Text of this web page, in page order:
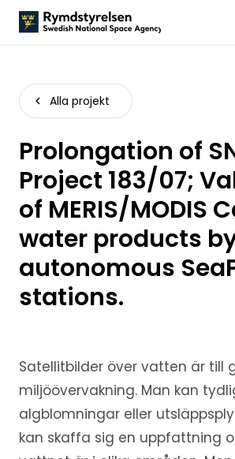
Alla projekt
Prolongation of
Project 183/07;
of MERIS/MODIS
water products
autonomous
stations.
Satellitbilder över vatten är till
miljöövervakning. Man kan
algblomningar eller
kan skaffa sig en uppfattning